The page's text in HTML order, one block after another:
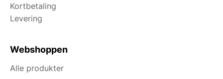
Kortbetaling
Levering
Webshoppen
Alle produkter